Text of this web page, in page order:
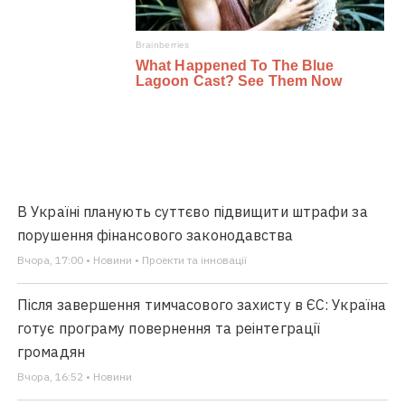
В Україні планують суттєво підвищити штрафи за
порушення фінансового законодавства
Вчора, 17:00 • Новини • Проекти та інновації
Після завершення тимчасового захисту в ЄС: Україна
готує програму повернення та реінтеграції
громадян
Вчора, 16:52 • Новини